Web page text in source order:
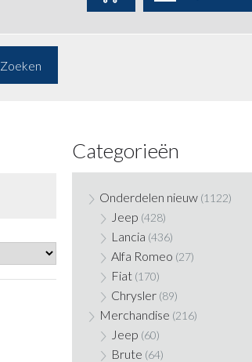
Zoeken
Categorieën
Onderdelen nieuw (1122)
Jeep (428)
Lancia (436)
Alfa Romeo (27)
Fiat (170)
Chrysler (89)
Merchandise (216)
Jeep (60)
Brute (64)